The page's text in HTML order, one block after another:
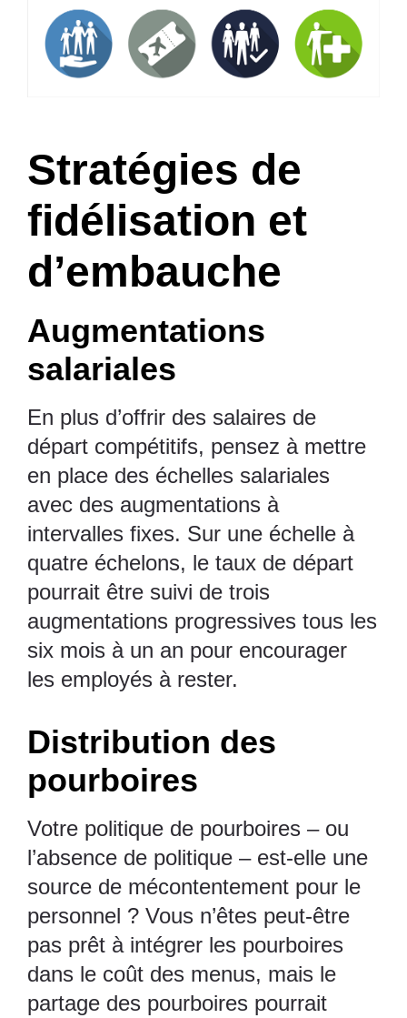
Stratégies de
fidélisation et
d’embauche
Augmentations
salariales
En plus d’offrir des salaires de
départ compétitifs, pensez à mettre
en place des échelles salariales
avec des augmentations à
intervalles fixes. Sur une échelle à
quatre échelons, le taux de départ
pourrait être suivi de trois
augmentations progressives tous les
six mois à un an pour encourager
les employés à rester.
Distribution des
pourboires
Votre politique de pourboires – ou
l’absence de politique – est-elle une
source de mécontentement pour le
personnel ? Vous n’êtes peut-être
pas prêt à intégrer les pourboires
dans le coût des menus, mais le
partage des pourboires pourrait